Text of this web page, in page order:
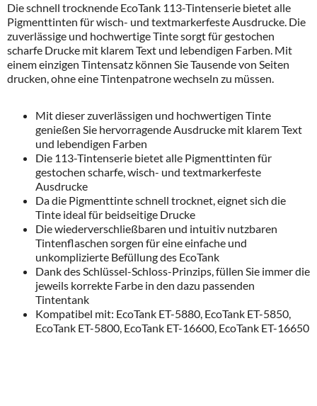
Die schnell trocknende EcoTank 113-Tintenserie bietet alle
Pigmenttinten für wisch- und textmarkerfeste Ausdrucke. Die
zuverlässige und hochwertige Tinte sorgt für gestochen
scharfe Drucke mit klarem Text und lebendigen Farben. Mit
einem einzigen Tintensatz können Sie Tausende von Seiten
drucken, ohne eine Tintenpatrone wechseln zu müssen.
Mit dieser zuverlässigen und hochwertigen Tinte
genießen Sie hervorragende Ausdrucke mit klarem Text
und lebendigen Farben
Die 113-Tintenserie bietet alle Pigmenttinten für
gestochen scharfe, wisch- und textmarkerfeste
Ausdrucke
Da die Pigmenttinte schnell trocknet, eignet sich die
Tinte ideal für beidseitige Drucke
Die wiederverschließbaren und intuitiv nutzbaren
Tintenflaschen sorgen für eine einfache und
unkomplizierte Befüllung des EcoTank
Dank des Schlüssel-Schloss-Prinzips, füllen Sie immer die
jeweils korrekte Farbe in den dazu passenden
Tintentank
Kompatibel mit: EcoTank ET-5880, EcoTank ET-5850,
EcoTank ET-5800, EcoTank ET-16600, EcoTank ET-16650